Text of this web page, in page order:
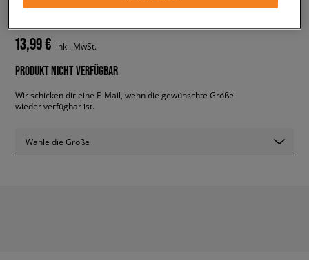
13,99 € inkl. MwSt.
PRODUKT NICHT VERFÜGBAR
Wir schicken dir eine E-Mail, wenn die gewünschte Größe
wieder verfügbar ist.
Wähle die Größe